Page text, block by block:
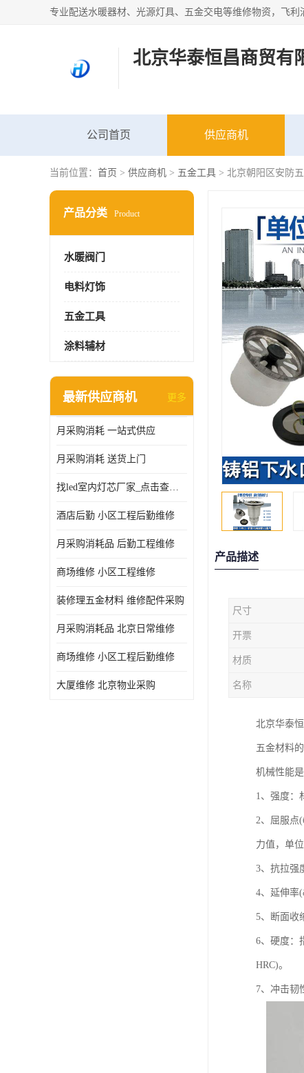
北京华泰恒昌商贸有
公司首页 供应商机
当前位置： 首页 > 供应商机 > 五金工具 > 北京朝阳区安防
产品分类 Product
水暖阀门
电料灯饰
五金工具
涂料辅材
最新供应商机 更多
月采购消耗 一站式供应
月采购消耗 送货上门
找led室内灯芯厂家_点击查看更多
酒店后勤 小区工程后勤维修
月采购消耗品 后勤工程维修
商场维修 小区工程维修
装修理五金材料 维修配件采购
月采购消耗品 北京日常维修
商场维修 小区工程后勤维修
大厦维修 北京物业采购
产品描述
尺寸
开票
材质
名称
北京华泰
五金材料
机械性能
1、强度：
2、屈服点
力值，单
3、抗拉强
4、延伸率
5、断面收
6、硬度：
HRC)。
7、冲击韧